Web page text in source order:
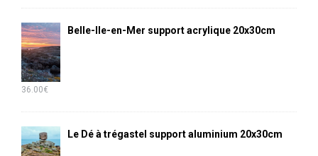
Belle-Ile-en-Mer support acrylique 20x30cm
36.00€
Le Dé à trégastel support aluminium 20x30cm